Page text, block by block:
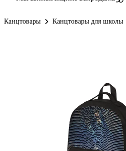
Канцтовары Канцтовары для школы